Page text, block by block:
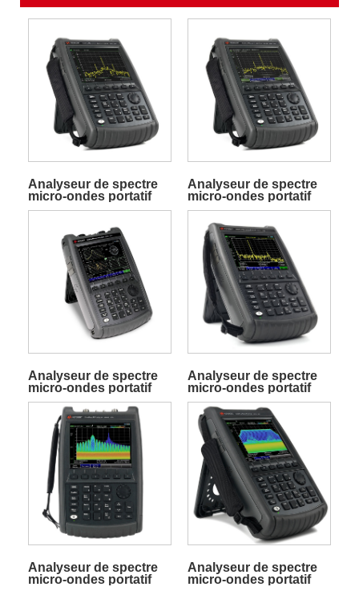
Analyseur de spectre
micro-ondes portatif
FieldFox N9962A
Analyseur de spectre
micro-ondes portatif
FieldFox N9960A
Analyseur de spectre
micro-ondes portatif
FieldFox N9952B
Analyseur de spectre
micro-ondes portatif
FieldFox N9951A
Analyseur de spectre
micro-ondes portatif
Analyseur de spectre
micro-ondes portatif